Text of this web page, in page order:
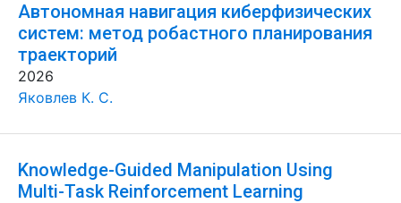
Автономная навигация киберфизических
систем: метод робастного планирования
траекторий
2026
Яковлев К. С.
Knowledge-Guided Manipulation Using
Multi-Task Reinforcement Learning